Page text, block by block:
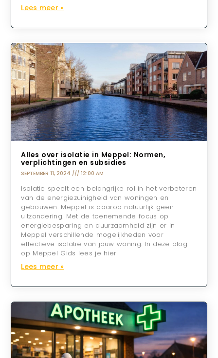
Lees meer »
Alles over isolatie in Meppel: Normen,
verplichtingen en subsidies
SEPTEMBER 11, 2024 12:00 AM
Isolatie speelt een belangrijke rol in het verbeteren
van de energiezuinigheid van woningen en
gebouwen. Meppel is daarop natuurlijk geen
uitzondering. Met de toenemende focus op
energiebesparing en duurzaamheid zijn er in
Meppel verschillende mogelijkheden voor
effectieve isolatie van jouw woning. In deze blog
op Meppel Gids lees je hier
Lees meer »